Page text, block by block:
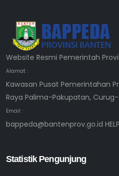
Website Resmi Pemerintah
Alamat :
Kawasan Pusat Pemerintahan
Raya Palima-Pakupatan,
Email :
bappeda@bantenprov.go.id
Statistik Pengunjung